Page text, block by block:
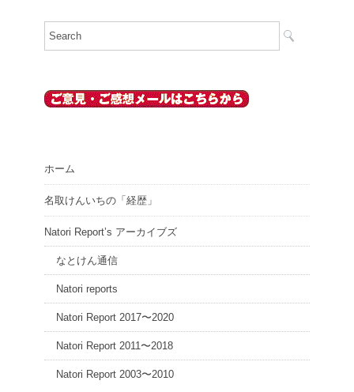
ホーム
名取けんいちの「経歴」
Natori Report’s アーカイブズ
なとけん通信
Natori reports
Natori Report 2017〜2020
Natori Report 2011〜2018
Natori Report 2003〜2010